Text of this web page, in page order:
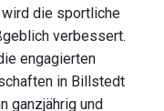
die sportliche
verbessert.
engagierten
in Billstedt
ganzjährig und